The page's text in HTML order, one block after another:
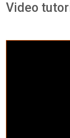
Video